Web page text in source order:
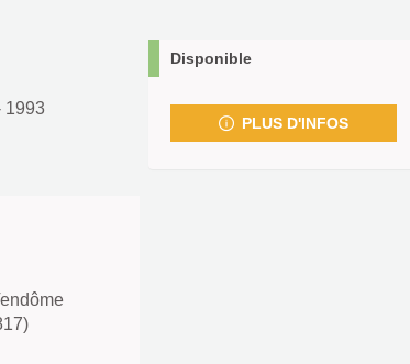
1993
Disponible
PLUS D'INFOS